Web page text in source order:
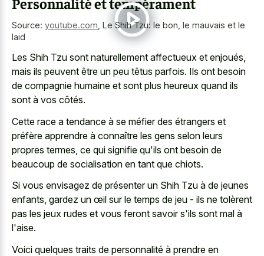
Source: youtube.com Le Shih Tzu: le bon, le mauvais et le
laid
Les Shih Tzu sont naturellement affectueux et enjoués,
mais ils peuvent être un peu têtus parfois. Ils ont besoin
de compagnie humaine et sont plus heureux quand ils
sont à vos côtés.
Cette race a tendance à se méfier des étrangers et
préfère apprendre à connaître les gens selon leurs
propres termes, ce qui signifie qu'ils ont besoin de
beaucoup de socialisation en tant que chiots.
Si vous envisagez de présenter un Shih Tzu à de jeunes
enfants, gardez un œil sur le temps de jeu - ils ne tolèrent
pas les jeux rudes et vous feront savoir s'ils sont mal à
l'aise.
Voici quelques traits de personnalité à prendre en